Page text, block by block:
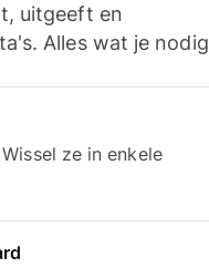
uitgeeft en
Alles wat je nodig
ze in enkele